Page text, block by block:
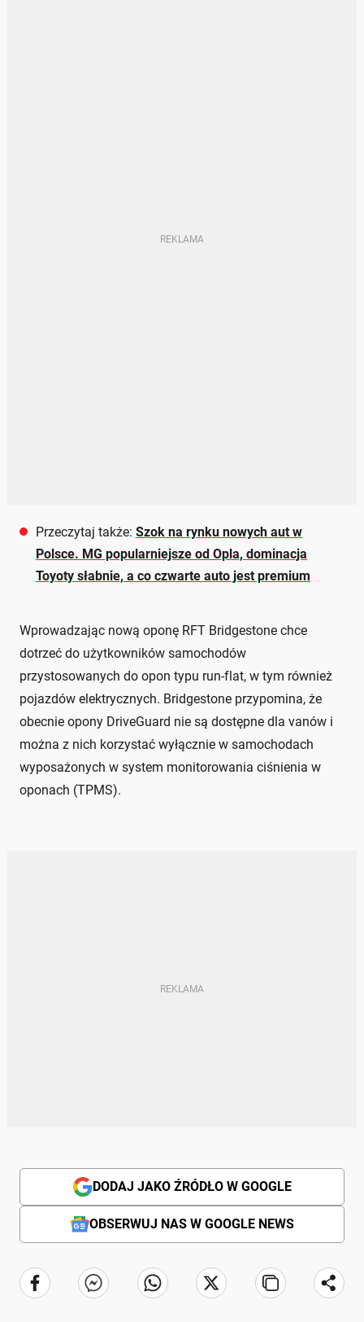
Przeczytaj także: Szok na rynku nowych aut w
Polsce. MG popularniejsze od Opla, dominacja
Toyoty słabnie, a co czwarte auto jest premium
Wprowadzając nową oponę RFT Bridgestone chce
dotrzeć do użytkowników samochodów
przystosowanych do opon typu run-flat, w tym również
pojazdów elektrycznych. Bridgestone przypomina, że
obecnie opony DriveGuard nie są dostępne dla vanów i
można z nich korzystać wyłącznie w samochodach
wyposażonych w system monitorowania ciśnienia w
oponach (TPMS).
DODAJ JAKO ŹRÓDŁO W GOOGLE
OBSERWUJ NAS W GOOGLE NEWS